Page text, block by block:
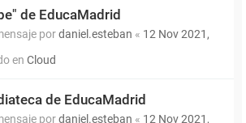
de EducaMadrid
pordaniel.esteban « 12 Nov 2021,
en Cloud
de EducaMadrid
pordaniel.esteban « 12 Nov 2021,